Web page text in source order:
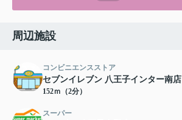
周辺施設
コンビニエンスストア
セブンイレブン 八王子インター南店
152ｍ（2分）
スーパー